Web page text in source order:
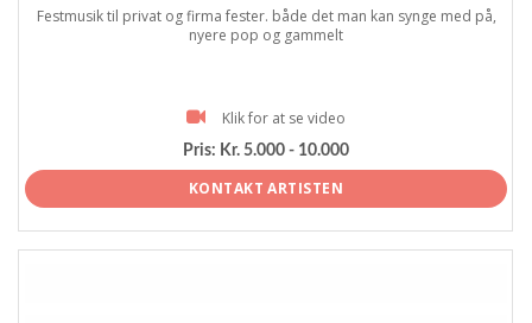
Festmusik til privat og firma fester. både det man kan synge med på,
nyere pop og gammelt
Klik for at se video
Pris: Kr. 5.000 - 10.000
KONTAKT ARTISTEN